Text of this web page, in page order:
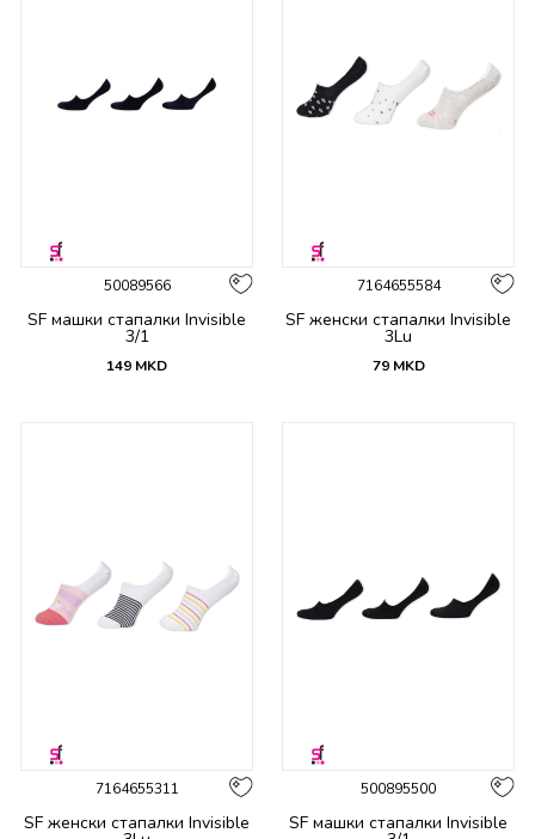
50089566
SF машки стапалки Invisible
3/1
149 MKD
7164655584
SF женски стапалки Invisible
3Lu
79 MKD
7164655311
SF женски стапалки Invisible
500895500
SF машки стапалки Invisible